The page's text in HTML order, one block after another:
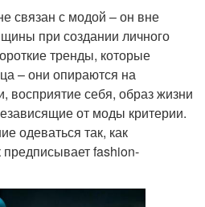
связан с модой – он вне
при создании личного
тренды, которые
– они опираются на
восприятие себя, образ жизни
от моды критерии.
одеваться так, как
предписывает fashion-